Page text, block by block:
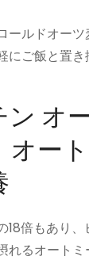
ールドオーツ
にご飯と置
オ
オー
18倍もあり
れるオートミ